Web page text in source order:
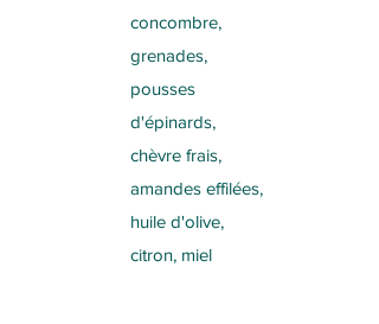
concombre,
grenades,
pousses
d'épinards,
chèvre frais,
amandes effilées,
huile d'olive,
citron, miel